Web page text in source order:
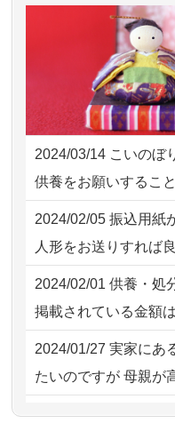
2026/07/30 22:27 墨
2026/07/30 17:02 神
2026/07/30 15:59 神
2026/07/30 08:46 東
2026/07/29 15:08 神
2026/07/29 12:23 大
供養の内
も丁寧に説...
2026/07/18つい先日
た。 手続...
2026/07/18 大切にし
してくださ...
2026/07/15 子供の頃
の雛人形で...
2026/07/15 お客様の
ただけそう...
2026/07/13 遠方から
での方法が...
2024/03/14 こいのぼ
供養をお願いするこ
2024/02/05 振込用紙
人形をお送りすれば
2024/02/01 供養・処
掲載されている金額
2024/01/27 実家にあ
たいのですが 母親が
2024/01/13剥製の供